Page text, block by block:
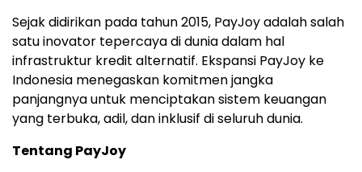
Sejak didirikan pada tahun 2015, PayJoy adalah salah
satu inovator tepercaya di dunia dalam hal
infrastruktur kredit alternatif. Ekspansi PayJoy ke
Indonesia menegaskan komitmen jangka
panjangnya untuk menciptakan sistem keuangan
yang terbuka, adil, dan inklusif di seluruh dunia.
Tentang PayJoy